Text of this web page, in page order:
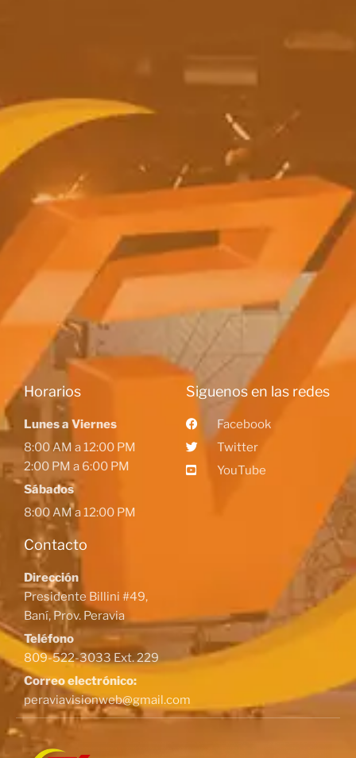
Horarios
Lunes a Viernes
8:00 AM a 12:00 PM
2:00 PM a 6:00 PM
Sábados
8:00 AM a 12:00 PM
Contacto
Dirección
Presidente Billini #49,
Baní, Prov. Peravia
Teléfono
809-522-3033 Ext. 229
Correo electrónico:
peraviavisionweb@gmail.com
Siguenos en las redes
Facebook
Twitter
YouTube